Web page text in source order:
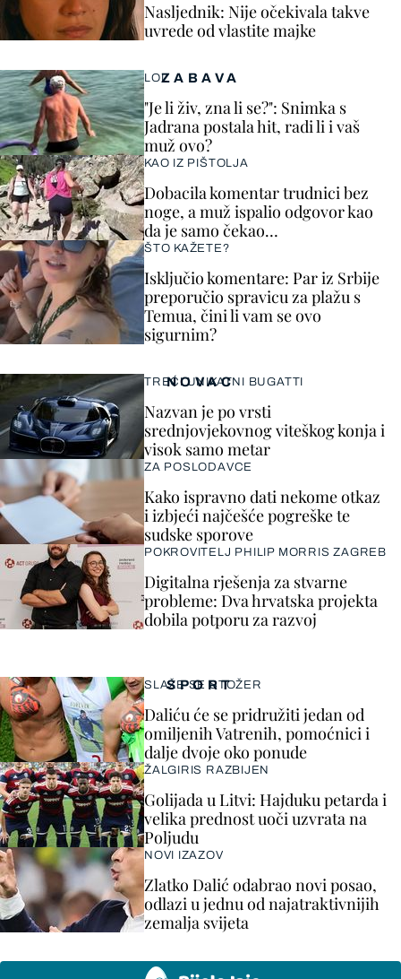
ZABAVA
LOL
"Je li živ, zna li se?": Snimka s
Jadrana postala hit, radi li i vaš
muž ovo?
KAO IZ PIŠTOLJA
Dobacila komentar trudnici bez
noge, a muž ispalio odgovor kao
da je samo čekao…
ŠTO KAŽETE?
Isključio komentare: Par iz Srbije
preporučio spravicu za plažu s
Temua, čini li vam se ovo
sigurnim?
SPORT
SLAŽE SE STOŽER
Daliću će se pridružiti jedan od
omiljenih Vatrenih, pomoćnici i
dalje dvoje oko ponude
ŽALGIRIS RAZBIJEN
Golijada u Litvi: Hajduku petarda i
velika prednost uoči uzvrata na
Poljudu
NOVI IZAZOV
Zlatko Dalić odabrao novi posao,
odlazi u jednu od najatraktivnijih
zemalja svijeta
Nasljednik: Nije očekivala takve
uvrede od vlastite majke
NOVAC
TREĆI UNIKATNI BUGATTI
Nazvan je po vrsti
srednjovjekovnog viteškog konja i
visok samo metar
ZA POSLODAVCE
Kako ispravno dati nekome otkaz
i izbjeći najčešće pogreške te
sudske sporove
POKROVITELJ PHILIP MORRIS ZAGREB
Digitalna rješenja za stvarne
probleme: Dva hrvatska projekta
dobila potporu za razvoj